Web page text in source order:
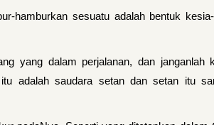
hamburkan sesuatu adalah bentuk
yang dalam perjalanan, dan janganlah
adalah saudara setan dan setan itu